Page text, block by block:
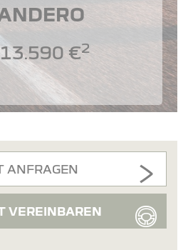
€2
ANFRAGEN
VEREINBAREN